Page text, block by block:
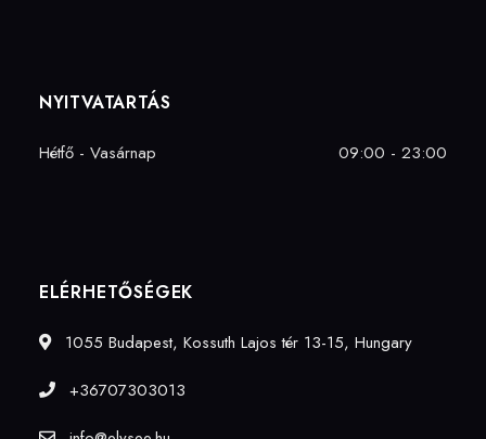
NYITVATARTÁS
Hétfő - Vasárnap 09:00 - 23:00
ELÉRHETŐSÉGEK
1055 Budapest, Kossuth Lajos tér 13-15, Hungary
+36707303013